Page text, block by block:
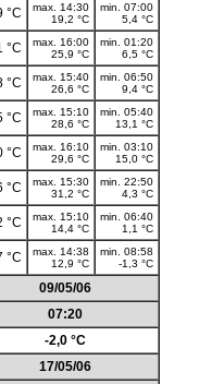
°C
max. 14:30
19,2 °C
min. 07:00
5,4 °C
°C
max. 16:00
25,9 °C
min. 01:20
6,5 °C
°C
max. 15:40
26,6 °C
min. 06:50
9,4 °C
°C
max. 15:10
28,6 °C
min. 05:40
13,1 °C
°C
max. 16:10
29,6 °C
min. 03:10
15,0 °C
°C
max. 15:30
31,2 °C
min. 22:50
4,3 °C
°C
max. 15:10
14,4 °C
min. 06:40
1,1 °C
°C
max. 14:38
12,9 °C
min. 08:58
-1,3 °C
09/05/06
07:20
-2,0 °C
17/05/06